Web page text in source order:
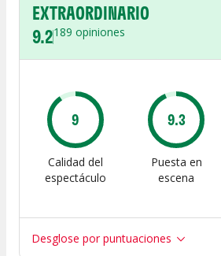
EXTRAORDINARIO
9.2189 opiniones
9
Calidad del
espectáculo
9.3
Puesta en
escena
Desglose por puntuaciones